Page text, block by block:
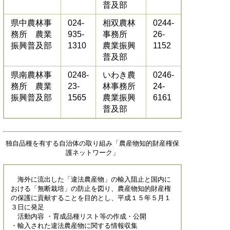
普及部
県中農林事
務所 農業
振興普及部
024-
935-
1310
相双農林
事務所
農業振興
普及部
0244-
26-
1152
県南農林事
務所 農業
振興普及部
0248-
23-
1565
いわき農
林事務所
農業振興
普及部
0246-
24-
6161
独自品種を有する自治体の取り組み「農産物知的財産権保
護ネットワーク」
海外に流出した「違法農産物」の輸入阻止と国内に
おける「無断栽培」の防止を図り、農産物知的財産権
の保護に貢献することを目的とし、平成１５年５月１
３日に発足
活動内容 ・育成品種リスト等の作成・公開
・輸入された違法農産物に関する情報収集